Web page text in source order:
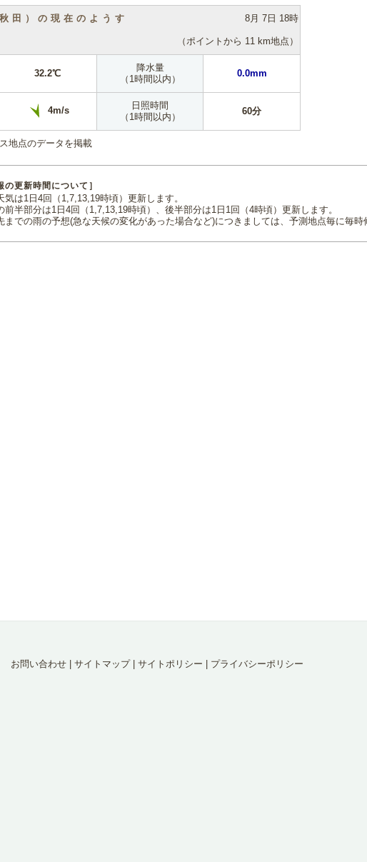
田）の現在のようす 8月 7日 18時
（ポイントから 11 km地点）
32.2℃
降水量
（1時間以内）
0.0mm
4m/s
日照時間
（1時間以内）
60分
地点のデータを掲載
の更新時間について］
気は1日4回（1,7,13,19時頃）更新します。
前半部分は1日4回（1,7,13,19時頃）、後半部分は1日1回（4時頃）更新します。
での雨の予想(急な天候の変化があった場合など)につきましては、予測地点毎に毎時
お問い合わせ サイトマップ| サイトポリシー
プライバシーポリシー